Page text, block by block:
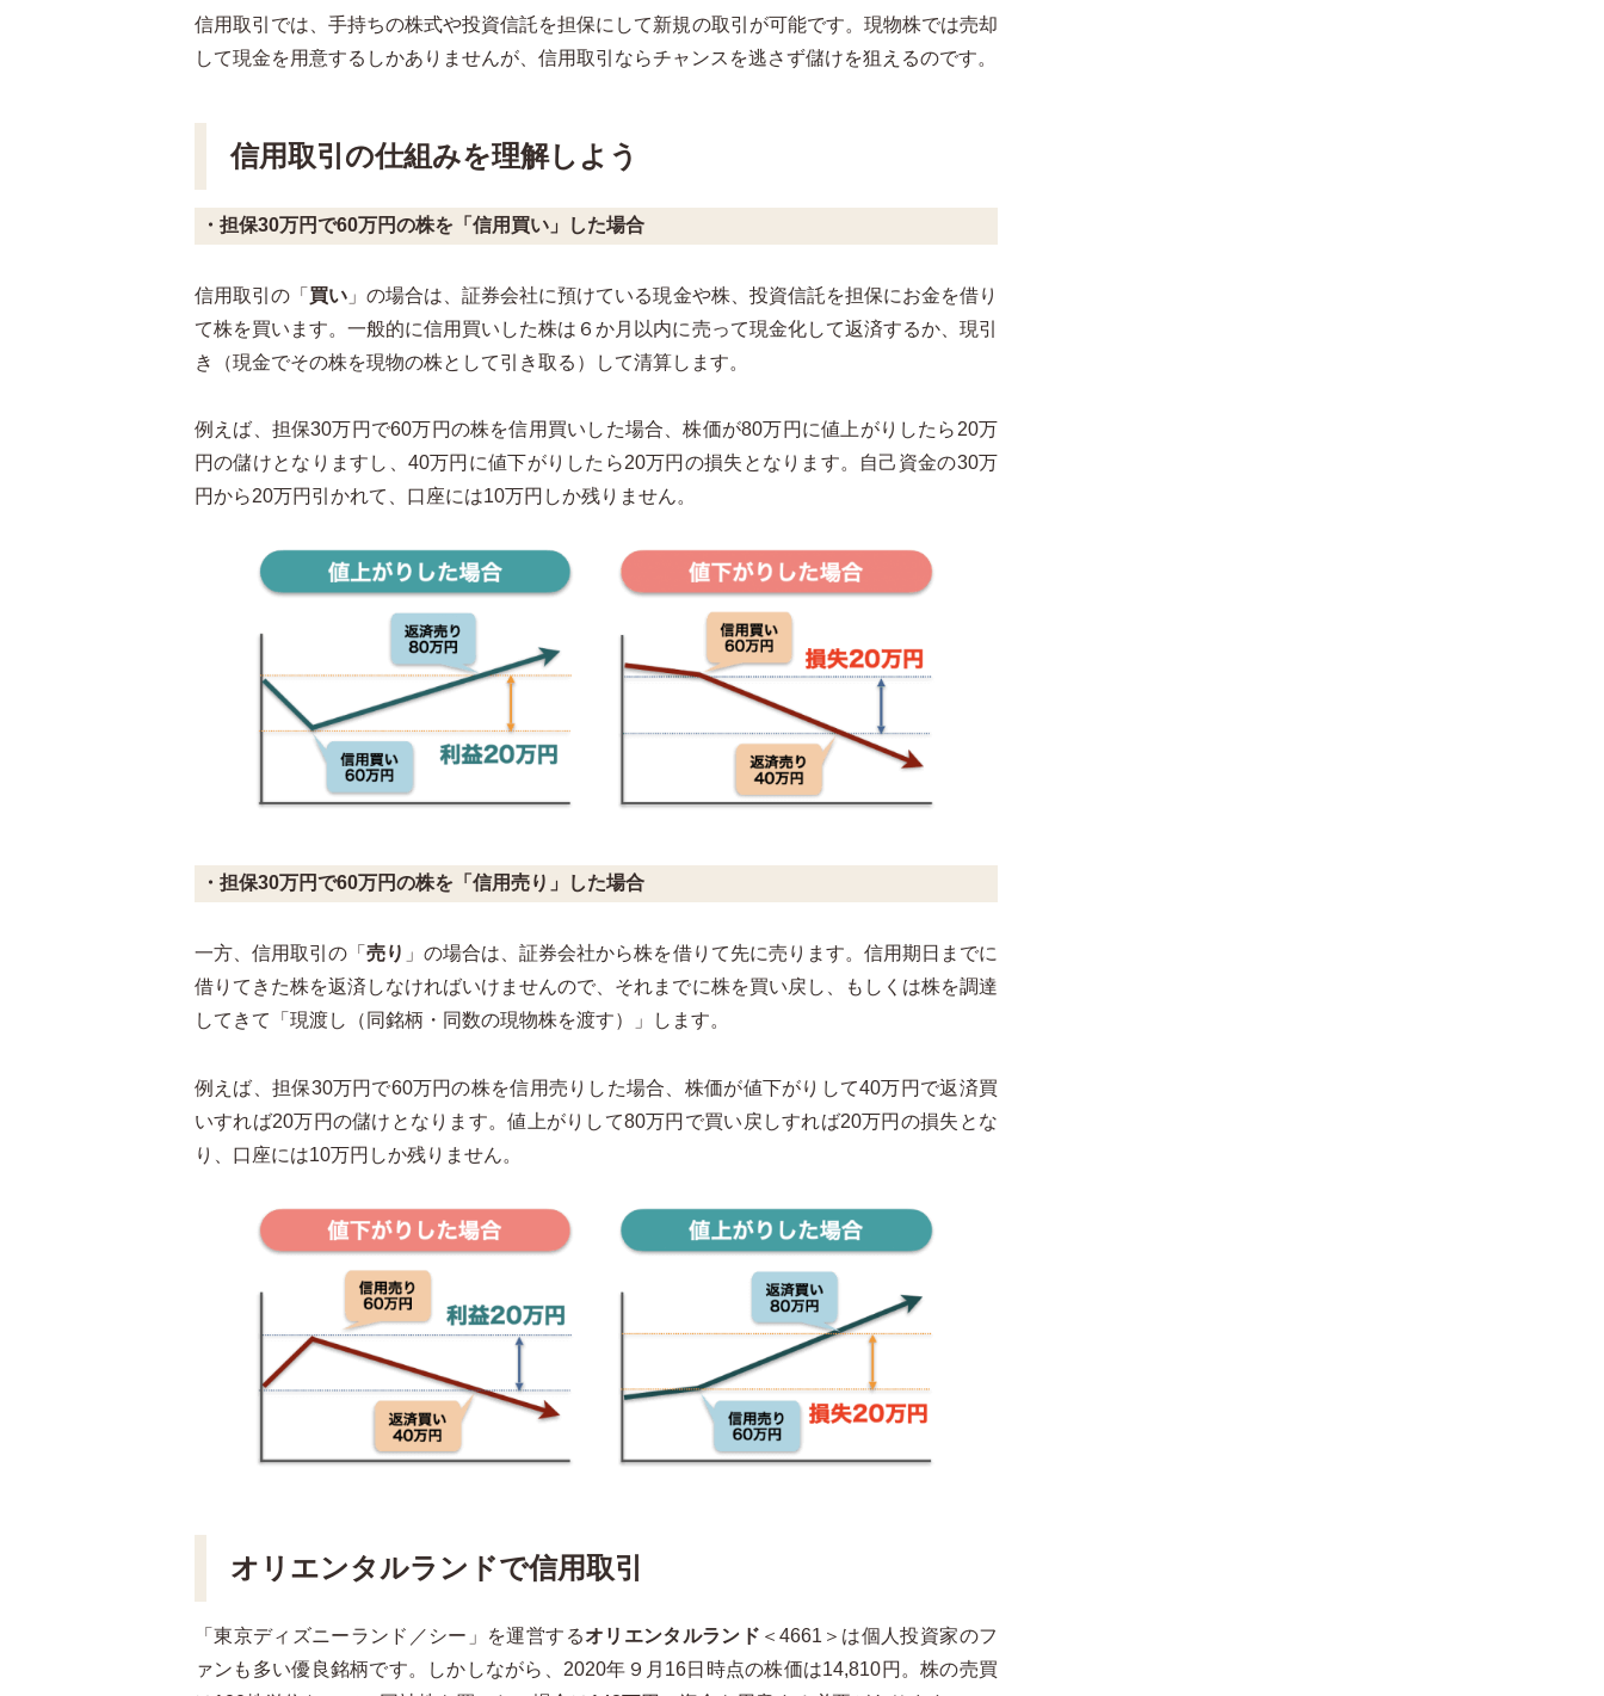
信用取引では、手持ちの株式や投資信託を担保にして新規の取引が可能です。現物株では売却
して現金を用意するしかありませんが、信用取引ならチャンスを逃さず儲けを狙えるのです。
信用取引の仕組みを理解しよう
・担保30万円で60万円の株を「信用買い」した場合
信用取引の「 買い 」の場合は、証券会社に預けている現金や株、投資信託を担保にお金を借り
て株を買います。一般的に信用買いした株は６か月以内に売って現金化して返済するか、現引
き（現金でその株を現物の株として引き取る）して清算します。
例えば、担保30万円で60万円の株を信用買いした場合、株価が80万円に値上がりしたら20万
円の儲けとなりますし、40万円に値下がりしたら20万円の損失となります。自己資金の30万
円から20万円引かれて、口座には10万円しか残りません。
・担保30万円で60万円の株を「信用売り」した場合
一方、信用取引の「売り 」の場合は、証券会社から株を借りて先に売ります。信用期日までに
借りてきた株を返済しなければいけませんので、それまでに株を買い戻し、もしくは株を調達
してきて「現渡し（同銘柄・同数の現物株を渡す）」します。
例えば、担保30万円で60万円の株を信用売りした場合、株価が値下がりして40万円で返済買
いすれば20万円の儲けとなります。値上がりして80万円で買い戻しすれば20万円の損失とな
り、口座には10万円しか残りません。
オリエンタルランドで信用取引
「東京ディズニーランド／シー」を運営するオリエンタルランド ＜4661＞は個人投資家のフ
ァンも多い優良銘柄です。しかしながら、2020年９月16日時点の株価は14,810円。株の売買